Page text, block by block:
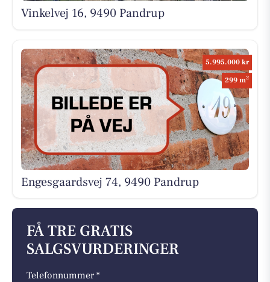
Vinkelvej 16, 9490 Pandrup
5.995.000 kr
299 m2
Engesgaardsvej 74, 9490 Pandrup
FÅ TRE GRATIS
SALGSVURDERINGER
Telefonnummer *